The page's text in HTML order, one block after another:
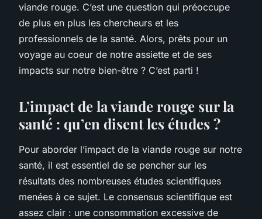
viande rouge. C’est une question qui préoccupe
de plus en plus les chercheurs et les
professionnels de la santé. Alors, prêts pour un
voyage au coeur de notre assiette et de ses
impacts sur notre bien-être ? C’est parti !
L’impact de la viande rouge sur la
santé : qu’en disent les études ?
Pour aborder l’impact de la viande rouge sur notre
santé, il est essentiel de se pencher sur les
résultats des nombreuses études scientifiques
menées à ce sujet. Le consensus scientifique est
assez clair : une consommation excessive de